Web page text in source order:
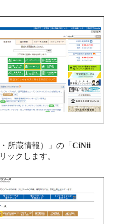
所蔵情報）」の「CiNii
ックします。